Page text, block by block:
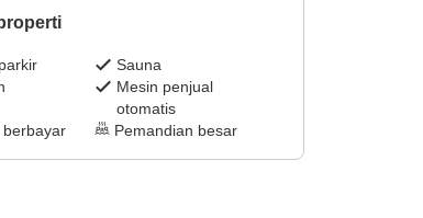
Sauna
Mesin penjual
otomatis
Pemandian besar